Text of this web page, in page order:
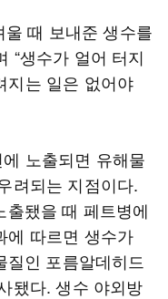
때 보내준 생수를
“생수가 얼어 터지
지는 일은 없어야
노출되면 유해물
려되는 지점이다.
됐을 때 페트병에
에 따르면 생수가
인 포름알데히드
됐다. 생수 야외방